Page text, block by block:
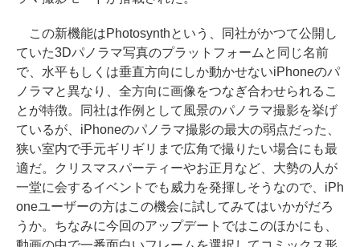
この新機能はPhotosynthという、同社がかつて公開し
ていた3Dパノラマ写真のプラットフォームと同じ名前
で、水平もしくは垂直方向にしか動かせないiPhoneのパ
ノラマと異なり、全方向に画像をつなぎ合わせられるこ
とが特徴。同社は作例として風景のパノラマ撮影を挙げ
ているが、iPhoneのパノラマ撮影の最大の弱点だった、
狭い室内で手元ギリギリまで広角で撮りたい場合にも最
適だ。クリスマスパーティーやお正月など、大勢の人が
一堂に会するイベントでも威力を発揮しそうなので、iPh
oneユーザーの方はこの機会に試してみてはいかがだろ
うか。ちなみに今回のアップデートではこのほかにも、